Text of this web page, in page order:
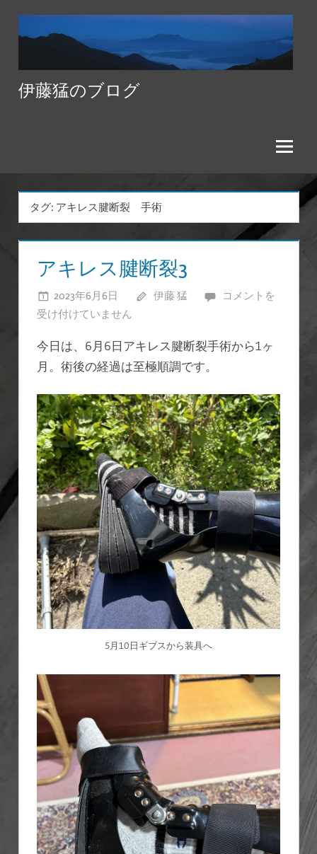
ッ
伊藤猛のブログ
タグ: アキレス腱断裂 手術
アキレス腱断裂3
2023年6月6日 伊藤 猛
ア
ス
裂
3
は
コメントを
受け付けていません
今日は、6月6日アキレス腱断裂手術から1ヶ
月。術後の経過は至極順調です。
5月10日ギブスから装具へ